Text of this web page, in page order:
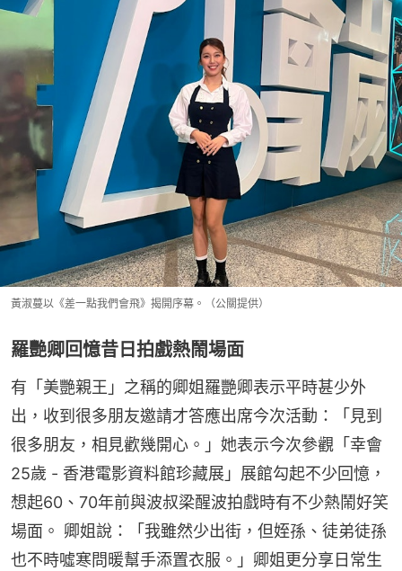
黃淑蔓以《差一點我們會飛》揭開序幕。（公關提供）
羅艷卿回憶昔日拍戲熱鬧場面
有「美艷親王」之稱的卿姐羅艷卿表示平時甚少外
出，收到很多朋友邀請才答應出席今次活動：「見到
很多朋友，相見歡幾開心。」她表示今次參觀「幸會
25歲 - 香港電影資料館珍藏展」展館勾起不少回憶，
想起60、70年前與波叔梁醒波拍戲時有不少熱鬧好笑
場面。 卿姐說：「我雖然少出街，但姪孫、徒弟徒孫
也不時噓寒問暖幫手添置衣服。」卿姐更分享日常生